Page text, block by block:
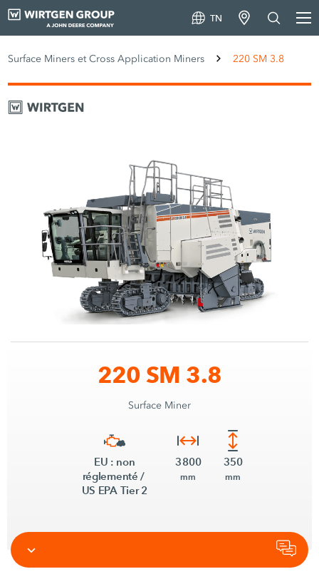
TN
Surface Miners et Cross Application Miners 220 SM 3.8
220 SM 3.8
Surface Miner
EU : non
réglementé /
US EPA Tier 2
3 800
mm
350
mm